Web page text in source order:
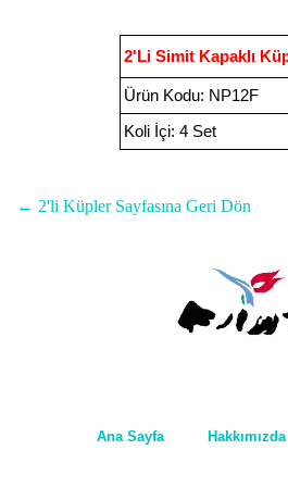
2'Li Simit Kapaklı
Ürün Kodu: NP12F
Koli İçi: 4 Set
← 2'li Küpler Sayfasına Geri Dön
Ana Sayfa Hakkımızda